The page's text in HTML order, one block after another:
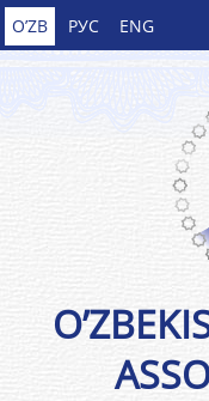
O’ZB РУС ENG